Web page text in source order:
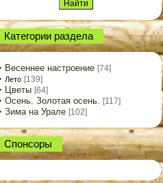
Категории раздела
Весеннее настроение [74]
Лето [139]
Цветы [64]
Осень. Золотая осень. [117]
Зима на Урале [102]
Спонсоры